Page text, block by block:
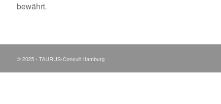
bewährt.
© 2025 - TAURUS-Consult Hamburg